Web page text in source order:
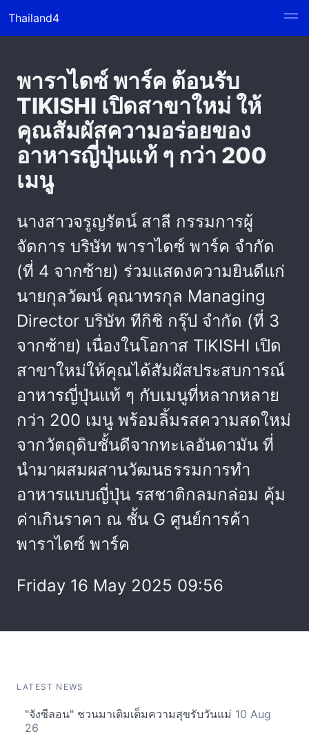
Thailand4
พาราไดซ์ พาร์ค ต้อนรับ
TIKISHI เปิดสาขาใหม่ ให้
คุณสัมผัสความอร่อยของ
อาหารญี่ปุ่นแท้ ๆ กว่า 200
เมนู
นางสาวจรูญรัตน์ สาลี กรรมการผู้
จัดการ บริษัท พาราไดซ์ พาร์ค จำกัด
(ที่ 4 จากซ้าย) ร่วมแสดงความยินดีแก่
นายกุลวัฒน์ คุณาทรกุล Managing
Director บริษัท ทีกิชิ กรุ๊ป จำกัด (ที่ 3
จากซ้าย) เนื่องในโอกาส TIKISHI เปิด
สาขาใหม่ให้คุณได้สัมผัสประสบการณ์
อาหารญี่ปุ่นแท้ ๆ กับเมนูที่หลากหลาย
กว่า 200 เมนู พร้อมลิ้มรสความสดใหม่
จากวัตถุดิบชั้นดีจากทะเลอันดามัน ที่
นำมาผสมผสานวัฒนธรรมการทำ
อาหารแบบญี่ปุ่น รสชาติกลมกล่อม คุ้ม
ค่าเกินราคา ณ ชั้น G ศูนย์การค้า
พาราไดซ์ พาร์ค
Friday 16 May 2025 09:56
LATEST NEWS
"จังซีลอน" ชวนมาเติมเต็มความสุขรับวันแม่ 10 Aug
26